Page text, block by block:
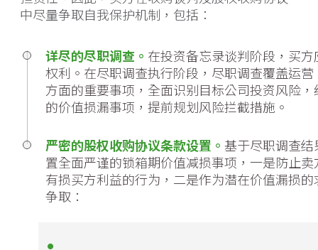
中尽量争取自我保护机制，包括：
详尽的尽职调查。 在投资备忘录谈判阶段，买
权利。在尽职调查执行阶段，尽职调查覆盖运
方面的重要事项，全面识别目标公司投资风险
的价值损漏事项，提前规划风险拦截措施。
严密的股权收购协议条款设置。 基于尽职调查
置全面严谨的锁箱期价值减损事项，一是防止
有损买方利益的行为，二是作为潜在价值漏损
争取：